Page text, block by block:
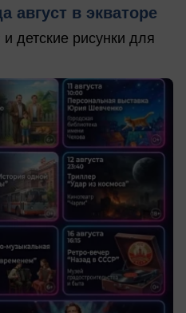
август в экваторе
детские рисунки для